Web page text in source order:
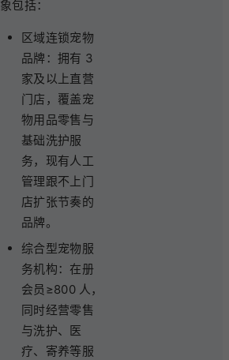
象包括：
区域连锁宠物
品牌：拥有 3
家及以上直营
门店，覆盖宠
物用品零售与
基础洗护服
务，现有人工
管理跟不上门
店扩张节奏的
品牌。
综合型宠物服
务机构：在册
会员≥800 人，
同时经营零售
与洗护、医
疗、寄养等服